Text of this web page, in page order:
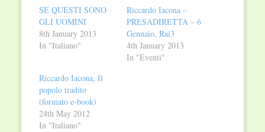
SE QUESTI SONO
GLI UOMINI
8th January 2013
In "Italiano"
Riccardo Iacona –
PRESADIRETTA – 6
Gennaio, Rai3
4th January 2013
In "Eventi"
Riccardo Iacona, Il
popolo tradito
(formato e-book)
24th May 2012
In "Italiano"